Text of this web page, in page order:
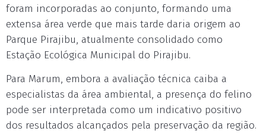
foram incorporadas ao conjunto, formando uma
extensa área verde que mais tarde daria origem ao
Parque Pirajibu, atualmente consolidado como
Estação Ecológica Municipal do Pirajibu.
Para Marum, embora a avaliação técnica caiba a
especialistas da área ambiental, a presença do felino
pode ser interpretada como um indicativo positivo
dos resultados alcançados pela preservação da região.